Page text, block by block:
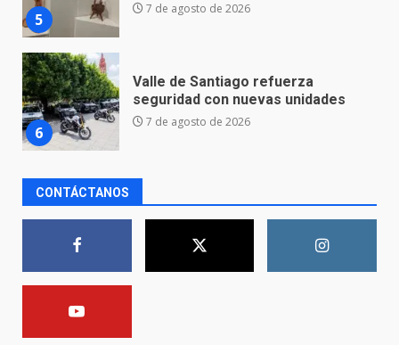
6
7 de agosto de 2026
7
Los Pastores: tradición que
resiste al paso del tiempo
6 de agosto de 2026
8 de agosto de 2026
CONTÁCTANOS